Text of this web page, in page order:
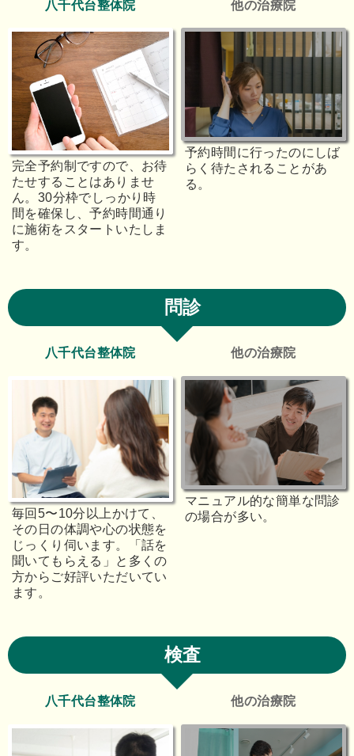
八千代台整体院
完全予約制ですので、お待
たせすることはありませ
ん。30分枠でしっかり時
間を確保し、予約時間通り
に施術をスタートいたしま
す。
他の治療院
予約時間に行ったのにしば
らく待たされることがあ
る。
問診
八千代台整体院
毎回5〜10分以上かけて、
その日の体調や心の状態を
じっくり伺います。「話を
聞いてもらえる」と多くの
方からご好評いただいてい
ます。
他の治療院
マニュアル的な簡単な問診
の場合が多い。
検査
八千代台整体院 他の治療院